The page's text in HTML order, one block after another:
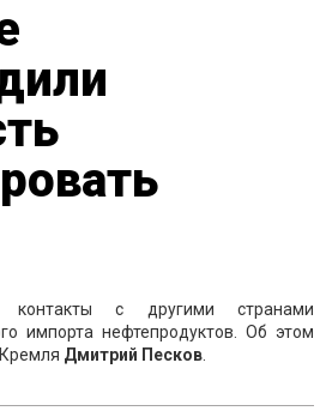
контакты с другими странами
импорта нефтепродуктов. Об этом
Дмитрий Песков